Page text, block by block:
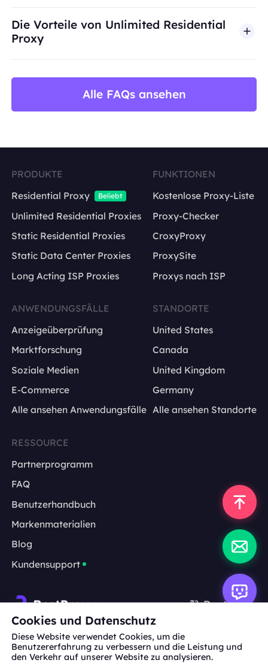
Die Vorteile von Unlimited Residential
Proxy
Alle FAQs ansehen
PRODUKTE
Residential Proxy
Beliebt
Unlimited Residential Proxies
Static Residential Proxies
Static Data Center Proxies
Long Acting ISP Proxies
FUNKTIONEN
Kostenlose Proxy-Liste
Proxy-Checker
CroxyProxy
ProxySite
Proxys nach ISP
ANWENDUNGSFÄLLE
Anzeigeüberprüfung
Marktforschung
Soziale Medien
E-Commerce
Alle ansehen Anwendungsfälle
STANDORTE
United States
Canada
United Kingdom
Germany
Alle ansehen Standorte
RESSOURCE
Partnerprogramm
FAQ
Benutzerhandbuch
Markenmaterialien
Blog
Kundensupport
Deutsch
Zusammenarbeit:michael.wang@bestproxy.com
Cookies und Datenschutz
Diese Website verwendet Cookies, um die
Benutzererfahrung zu verbessern und die Leistung und
den Verkehr auf unserer Website zu analysieren.